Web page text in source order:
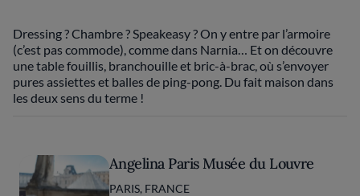
Dressing ? Chambre ? Speakeasy ? On y entre par l’armoire
(c’est pas commode), comme dans Narnia… Et on découvre
une table fouillis, branchouille et bric-à-brac, où s’envoyer
pures assiettes et balles de ping-pong. Du fait maison dans
les deux sens du terme !
Angelina Paris Musée du Louvre
PARIS, FRANCE